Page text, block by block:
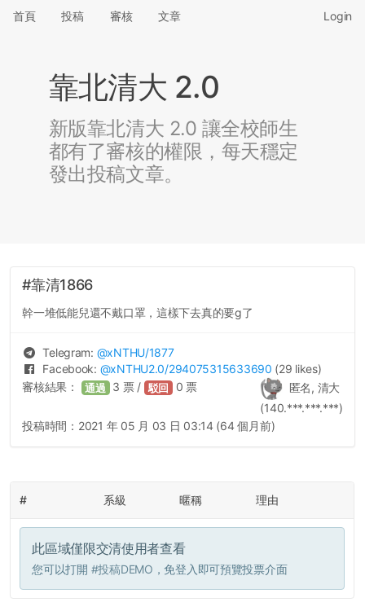
首頁 投稿 審核 文章 Login
靠北清大 2.0
新版靠北清大 2.0 讓全校師生
都有了審核的權限，每天穩定
發出投稿文章。
#靠清1866
幹一堆低能兒還不戴口罩，這樣下去真的要g了
Telegram: @xNTHU/1877
Facebook: @xNTHU2.0/294075315633690 (29 likes)
匿名, 清大
(140.***.***.***)
審核結果： 通過 3 票 / 駁回 0 票
投稿時間： 2021 年 05 月 03 日 03:14 (64 個月前)
# 系級 暱稱 理由
此區域僅限交清使用者查看
您可以打開 #投稿DEMO ，免登入即可預覽投票介面